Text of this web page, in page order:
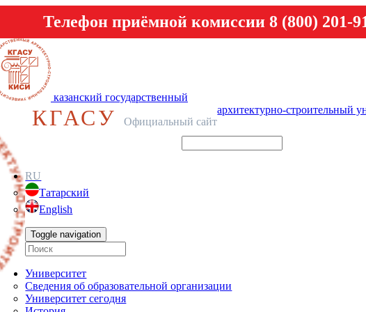
Телефон приёмной комиссии 8 (800) 201-
казанский государственный
архитектурно-строительный
КГАСУ Официальный сайт
RU
Татарский
English
Toggle navigation
Университет
Сведения об образовательной организации
Университет сегодня